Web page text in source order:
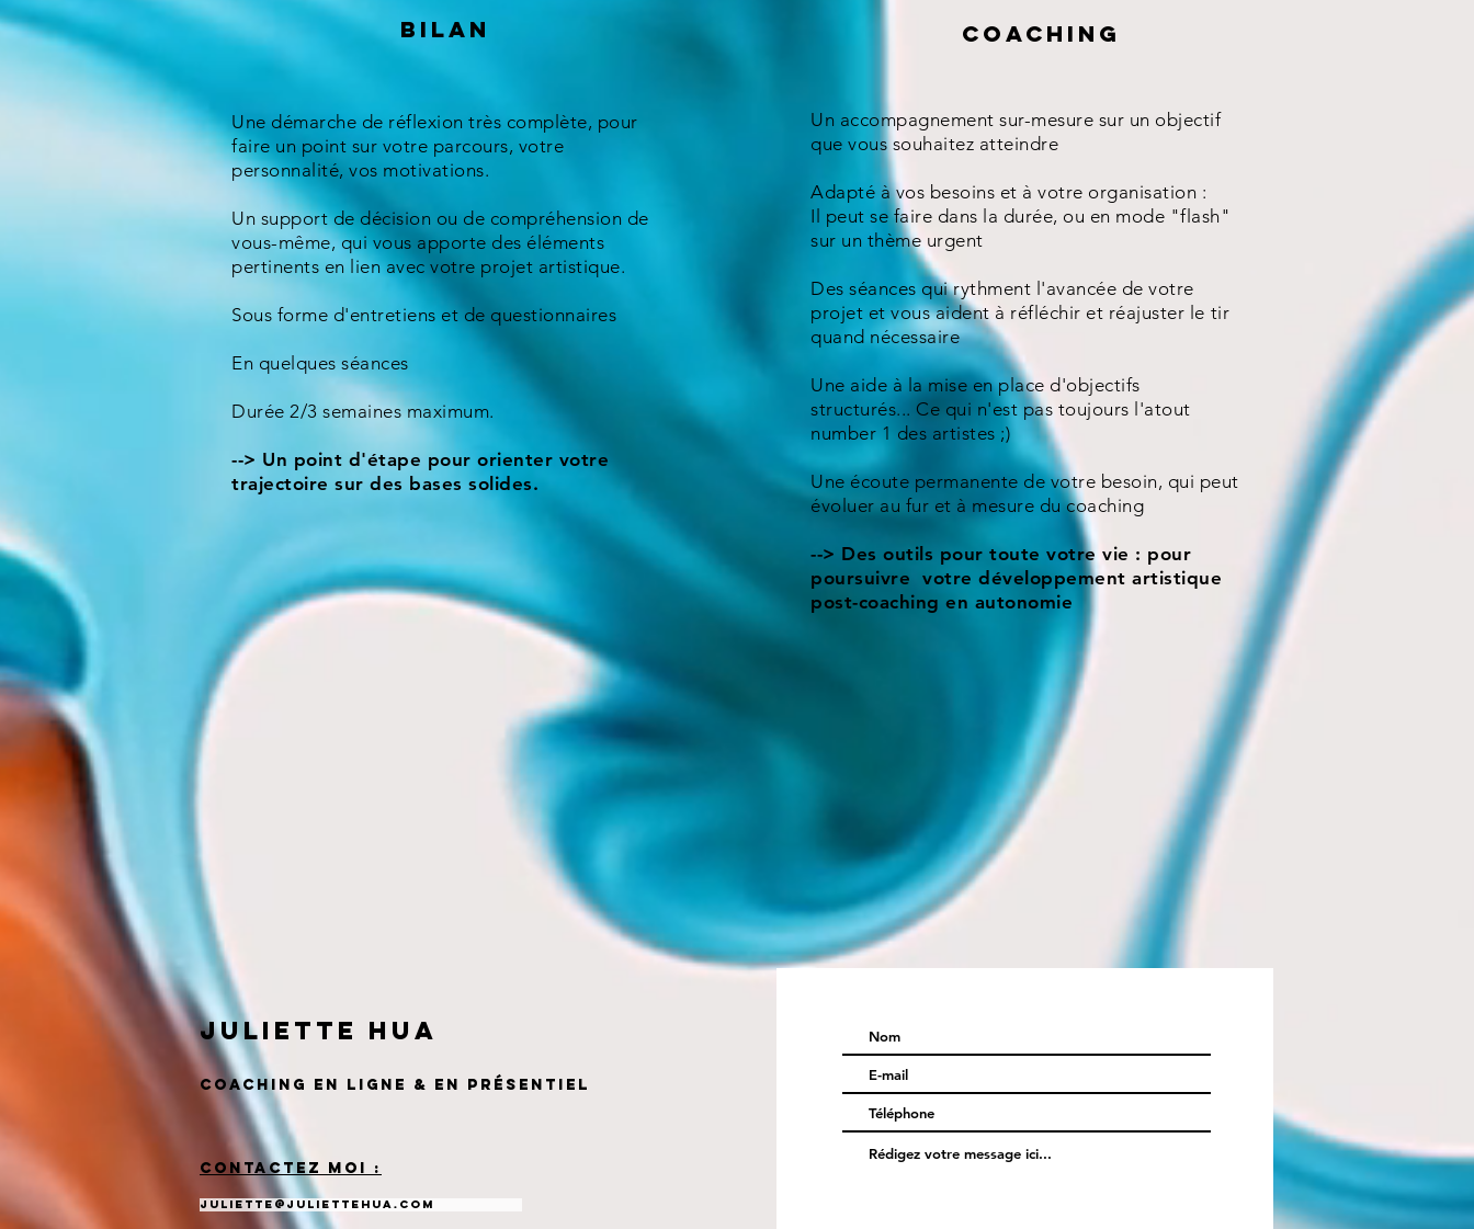
Bilan
Une démarche de réflexion très complète, pour
faire un point sur votre parcours, votre
personnalité, vos motivations.
Un support de décision ou de compréhension de
vous-même, qui vous apporte des éléments
pertinents en lien avec votre projet artistique.
Sous forme d'entretiens et de questionnaires
En quelques séances
Durée 2/3 semaines maximum.
--> Un point d'étape pour orienter votre
trajectoire sur des bases solides.
coaching
Un accompagnement sur-mesure sur un objectif
que vous souhaitez atteindre
Adapté à vos besoins et à votre organisation :
Il peut se faire dans la durée, ou en mode "flash"
sur un thème urgent
Des séances qui rythment l'avancée de votre
projet et vous aident à réfléchir et réajuster le tir
quand nécessaire
Une aide à la mise en place d'objectifs
structurés... Ce qui n'est pas toujours l'atout
number 1 des artistes ;)
Une écoute permanente de votre besoin, qui peut
évoluer au fur et à mesure du coaching
--> Des outils pour toute votre vie : pour
poursuivre votre développement artistique
post-coaching en autonomie
Juliette HUa
Coaching en ligne & En présentiel
Contactez moi :
juliette@juliettehua.com